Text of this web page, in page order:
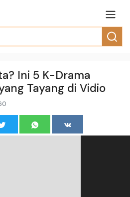
Ini 5 K-Drama
Tayang di Vidio